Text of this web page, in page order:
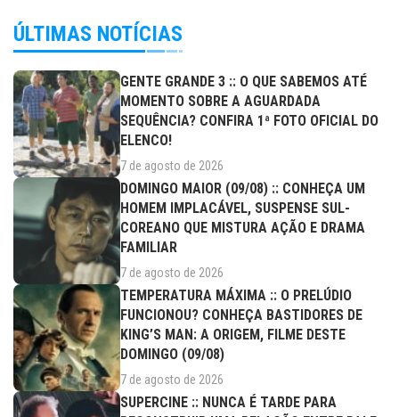
ÚLTIMAS NOTÍCIAS
GENTE GRANDE 3 :: O QUE SABEMOS ATÉ
MOMENTO SOBRE A AGUARDADA
SEQUÊNCIA? CONFIRA 1ª FOTO OFICIAL DO
ELENCO!
7 de agosto de 2026
DOMINGO MAIOR (09/08) :: CONHEÇA UM
HOMEM IMPLACÁVEL, SUSPENSE SUL-
COREANO QUE MISTURA AÇÃO E DRAMA
FAMILIAR
7 de agosto de 2026
TEMPERATURA MÁXIMA :: O PRELÚDIO
FUNCIONOU? CONHEÇA BASTIDORES DE
KING’S MAN: A ORIGEM, FILME DESTE
DOMINGO (09/08)
7 de agosto de 2026
SUPERCINE :: NUNCA É TARDE PARA